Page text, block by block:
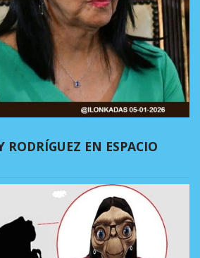
RODRÍGUEZ EN ESPACIO